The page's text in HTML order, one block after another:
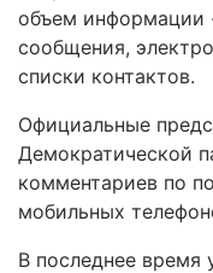
объем информации
сообщения,
списки контактов.
Официальные
Демократической
комментариев по
мобильных
В последнее время